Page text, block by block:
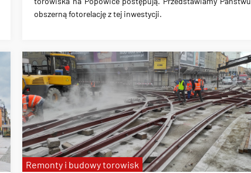
obszerną fotorelację z tej inwestycji.
Remonty i budowy torowisk